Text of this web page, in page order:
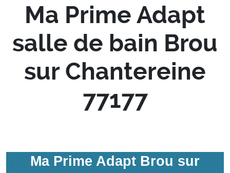
Ma Prime Adapt
salle de bain Brou
sur Chantereine
77177
Ma Prime Adapt Brou sur